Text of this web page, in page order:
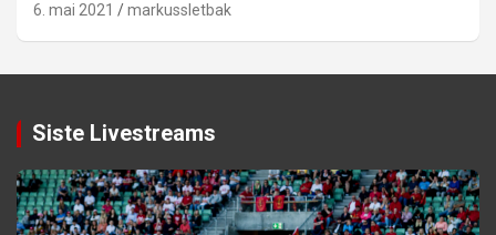
6. mai 2021 markussletbak
Siste Livestreams